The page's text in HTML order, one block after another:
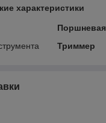
характеристики
Поршневая
Триммер